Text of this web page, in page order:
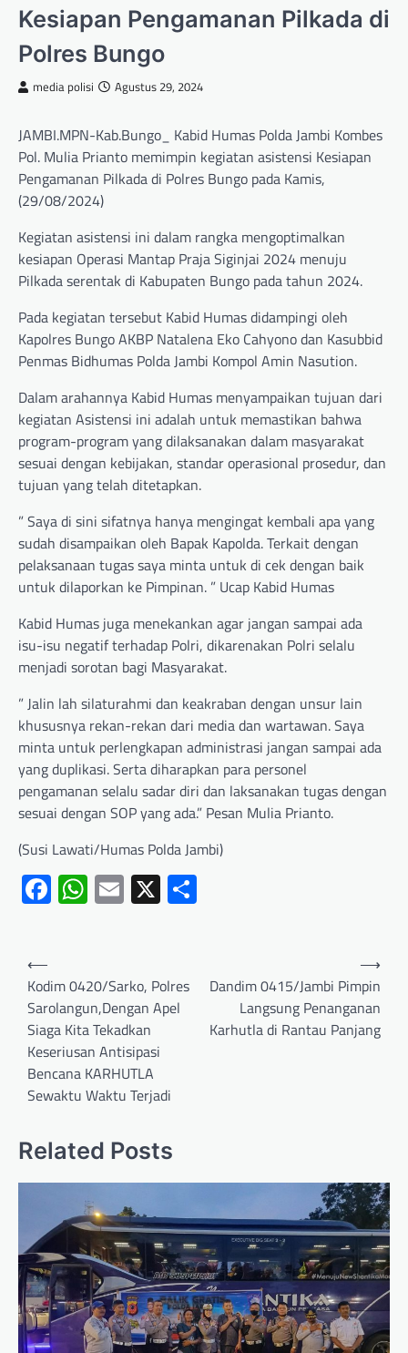
Kesiapan Pengamanan Pilkada di
Polres Bungo
media polisi Agustus 29, 2024
JAMBI.MPN-Kab.Bungo_ Kabid Humas Polda Jambi Kombes
Pol. Mulia Prianto memimpin kegiatan asistensi Kesiapan
Pengamanan Pilkada di Polres Bungo pada Kamis,
(29/08/2024)
Kegiatan asistensi ini dalam rangka mengoptimalkan
kesiapan Operasi Mantap Praja Siginjai 2024 menuju
Pilkada serentak di Kabupaten Bungo pada tahun 2024.
Pada kegiatan tersebut Kabid Humas didampingi oleh
Kapolres Bungo AKBP Natalena Eko Cahyono dan Kasubbid
Penmas Bidhumas Polda Jambi Kompol Amin Nasution.
Dalam arahannya Kabid Humas menyampaikan tujuan dari
kegiatan Asistensi ini adalah untuk memastikan bahwa
program-program yang dilaksanakan dalam masyarakat
sesuai dengan kebijakan, standar operasional prosedur, dan
tujuan yang telah ditetapkan.
” Saya di sini sifatnya hanya mengingat kembali apa yang
sudah disampaikan oleh Bapak Kapolda. Terkait dengan
pelaksanaan tugas saya minta untuk di cek dengan baik
untuk dilaporkan ke Pimpinan. ” Ucap Kabid Humas
Kabid Humas juga menekankan agar jangan sampai ada
isu-isu negatif terhadap Polri, dikarenakan Polri selalu
menjadi sorotan bagi Masyarakat.
” Jalin lah silaturahmi dan keakraban dengan unsur lain
khususnya rekan-rekan dari media dan wartawan. Saya
minta untuk perlengkapan administrasi jangan sampai ada
yang duplikasi. Serta diharapkan para personel
pengamanan selalu sadar diri dan laksanakan tugas dengan
sesuai dengan SOP yang ada.” Pesan Mulia Prianto.
(Susi Lawati/Humas Polda Jambi)
Facebook
WhatsApp
Email
X
⟵
Kodim 0420/Sarko, Polres
Sarolangun,Dengan Apel
Siaga Kita Tekadkan
Keseriusan Antisipasi
Bencana KARHUTLA
Sewaktu Waktu Terjadi
Dandim 0415/Jambi Pimpin
Langsung Penanganan
Karhutla di Rantau Panjang
⟶
Related Posts